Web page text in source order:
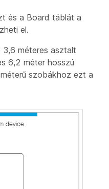
és a Board táblát a
el.
méteres asztalt
6,2 méter hosszú
szobákhoz ezt a